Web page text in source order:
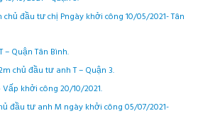
đầu tư chị Pngày khởi công 10/05/2021- Tân
Quận Tân Bình.
chủ đầu tư anh T – Quận 3.
khởi công 20/10/2021.
đầu tư anh M ngày khởi công 05/07/2021-